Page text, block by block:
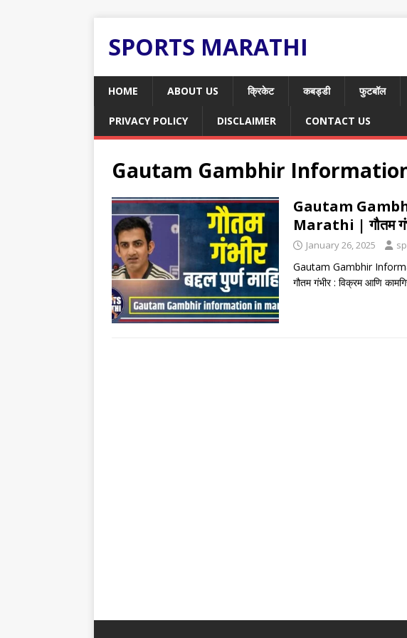
SPORTS MARATHI
HOME ABOUT US क्रिकेट कबड्डी फुटबॉल
PRIVACY POLICY DISCLAIMER CONTACT US
Gautam Gambhir
Gautam
Marathi | गौतम
January 26, 2025
Gautam Gambhir
गौतम गंभीर : विक्रम आणि